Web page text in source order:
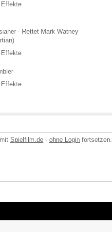
- Rettet Mark Watney
Spielfilm.de - ohne Login fortsetzen.